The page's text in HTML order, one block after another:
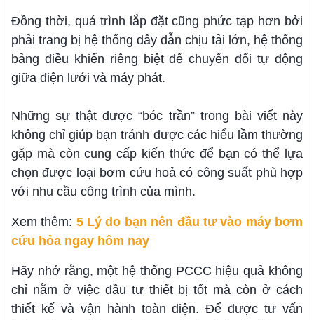
Đồng thời, quá trình lắp đặt cũng phức tạp hơn bởi
phải trang bị hệ thống dây dẫn chịu tải lớn, hệ thống
bảng điều khiển riêng biệt để chuyển đổi tự động
giữa điện lưới và máy phát.
Những sự thật được “bóc trần” trong bài viết này
không chỉ giúp bạn tránh được các hiểu lầm thường
gặp mà còn cung cấp kiến thức để bạn có thể lựa
chọn được loại bơm cứu hoả có công suất phù hợp
với nhu cầu công trình của mình.
Xem thêm: 5 Lý do bạn nên đầu tư vào máy bơm
cứu hỏa ngay hôm nay
Hãy nhớ rằng, một hệ thống PCCC hiệu quả không
chỉ nằm ở việc đầu tư thiết bị tốt mà còn ở cách
thiết kế và vận hành toàn diện. Để được tư vấn